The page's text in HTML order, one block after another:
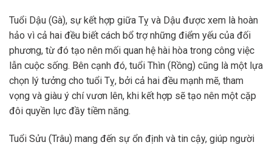
Tuổi Dậu (Gà), sự kết hợp giữa Tỵ và Dậu được xem là hoàn
hảo vì cả hai đều biết cách bổ trợ những điểm yếu của đối
phương, từ đó tạo nên mối quan hệ hài hòa trong công việc
lẫn cuộc sống. Bên cạnh đó, tuổi Thìn (Rồng) cũng là một lựa
chọn lý tưởng cho tuổi Tỵ, bởi cả hai đều mạnh mẽ, tham
vọng và giàu ý chí vươn lên, khi kết hợp sẽ tạo nên một cặp
đôi quyền lực đầy tiềm năng.
Tuổi Sửu (Trâu) mang đến sự ổn định và tin cậy, giúp người